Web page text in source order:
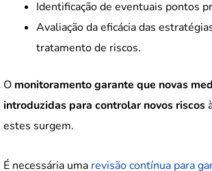
Identificação de eventuais pontos
Avaliação da eficácia das
tratamento de riscos.
O monitoramento garante que novas
introduzidas para controlar novos riscos
estes surgem.
É necessária uma revisão contínua para